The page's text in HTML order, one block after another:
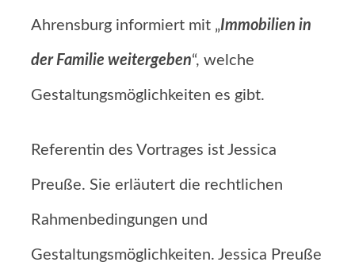
Ahrensburg informiert mit „Immobilien in
der Familie weitergeben“, welche
Gestaltungsmöglichkeiten es gibt.
Referentin des Vortrages ist Jessica
Preuße. Sie erläutert die rechtlichen
Rahmenbedingungen und
Gestaltungsmöglichkeiten. Jessica Preuße